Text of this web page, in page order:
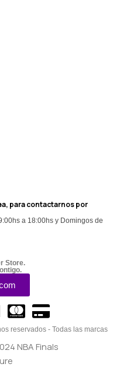
para contactarnos por
a 18:00hs y Domingos de
Store.
reservados - Todas las marcas